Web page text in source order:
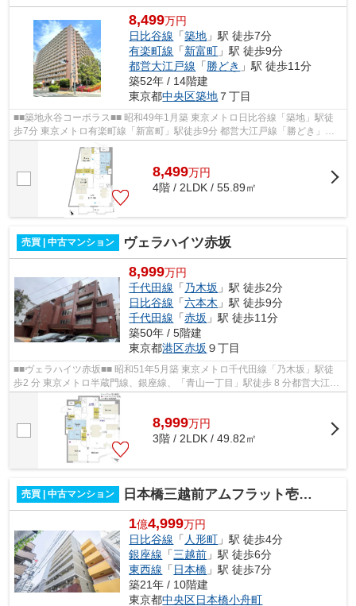
8,499万円
日比谷線 「築地 」駅 徒歩7分
有楽町線 「新富町 」駅 徒歩9分
都営大江戸線 「勝どき 」駅 徒歩11分
築52年 / 14階建
東京都中央区築地 ７丁目
■■築地永谷コーポラス■■ 昭和49年1月築 東京メトロ日比谷線「築地」駅徒
歩7分 東京メトロ有楽町線「新富町」駅徒歩9分 都営大江戸線「勝どき」駅
徒歩11分 東京メトロ日比谷線、都営...
8,499万円
4階 / 2LDK / 55.89㎡
売買 | 中古マンション ヴェラハイツ赤坂
8,999万円
千代田線 「 乃木坂 」駅 徒歩2分
日比谷線 「六本木 」駅 徒歩9分
千代田線 「赤坂 」駅 徒歩11分
築50年 / 5階建
東京都港区赤坂 ９丁目
■■ヴェラハイツ赤坂■■ 昭和51年5月築 東京メトロ千代田線「乃木坂」駅徒
歩2 分 東京メトロ半蔵門線、銀座線、「青山一丁目」駅徒歩 8 分都営大江戸
線 東京メトロ千代田線「赤坂」駅...
8,999万円
3階 / 2LDK / 49.82㎡
売買 | 中古マンション 日本橋三越前アムフラット壱番館
1億4,999万円
日比谷線 「 人形町 」駅 徒歩4分
銀座線 「三越前 」駅 徒歩6分
東西線 「 日本橋 」駅 徒歩7分
築21年 / 10階建
東京都中央区日本橋小舟町